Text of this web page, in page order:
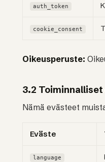
auth_token
cookie_consent
Oikeusperuste:
3.2
Nämä evästeet
Eväste
language